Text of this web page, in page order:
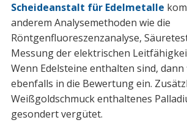
Scheideanstalt für Edelmetalle
anderem Analysemethoden wie die
Röntgenfluoreszenzanalyse,
Messung der elektrischen
Wenn Edelsteine enthalten sind,
ebenfalls in die Bewertung ein.
Weißgoldschmuck enthaltenes
gesondert vergütet.